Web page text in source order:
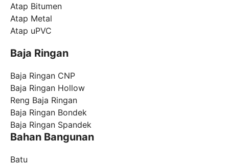
Atap Bitumen
Atap Metal
Atap uPVC
Baja Ringan
Baja Ringan CNP
Baja Ringan Hollow
Reng Baja Ringan
Baja Ringan Bondek
Baja Ringan Spandek
Bahan Bangunan
Batu